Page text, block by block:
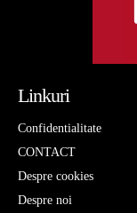
Linkuri
Confidentialitate
CONTACT
Despre cookies
Despre noi